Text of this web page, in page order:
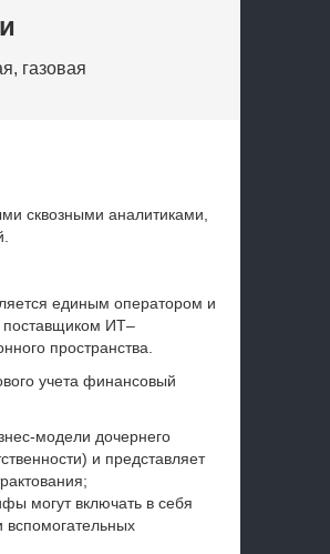
газовая
сквозными аналитиками,
единым оператором и
поставщиком ИТ–
пространства.
учета финансовый
модели дочернего
и представляет
могут включать в себя
вспомогательных